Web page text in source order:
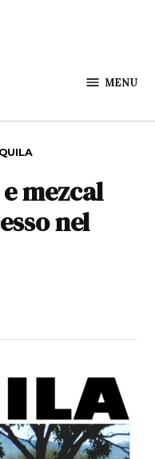
MENU
mezcal
nel